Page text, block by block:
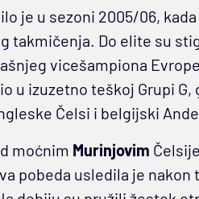
je u sezoni 2005/06,
takmičenja. Do elite su
vicešampiona
u izuzetno teškoj Grupi G,
Čelsi i belgijski
moćnim Murinjovim
pobeda usledila je nakon